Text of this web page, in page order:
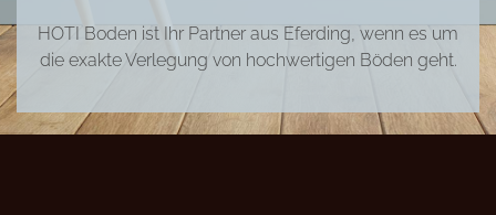
HOTI Boden ist Ihr Partner aus Eferding, wenn es um
die exakte Verlegung von hochwertigen Böden geht.